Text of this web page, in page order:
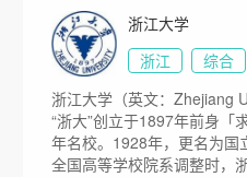
国立清华大学。1937年抗日
迁长沙，与国立北京大学、
立长沙临时大学，1938年迁
南联合大学。1946年迁回清
民共和国成立，清华大学进
国高等院校1952年院系调整
学。1978年以来逐步恢复和
型大学。清华占地面积约为
浙江大学
浙江
综合
浙江大学（英文：Zhejiang
“浙大”创立于1897年前身「
年名校。1928年，更名为国
全国高等学校院系调整时，